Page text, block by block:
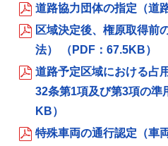
道路協力団体の指定（道
区域決定後、権原取得前
法） （PDF：67.5KB）
道路予定区域における占
32条第1項及び第3項の準
KB）
特殊車両の通行認定（車